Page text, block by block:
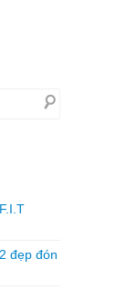
đẹp đón